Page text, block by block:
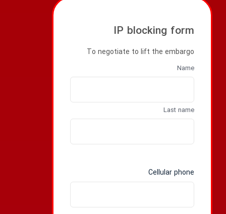
IP blocking form
To negotiate to lift the embargo
Name
Name
Last name
Cellular phone